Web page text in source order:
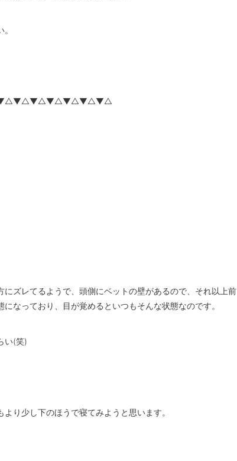
ズレてるようで、頭側にベットの壁があるので、それ以上前
なっており、目が覚めるといつもそんな状態なのです。
い(笑)
り少し下のほうで寝てみようと思います。